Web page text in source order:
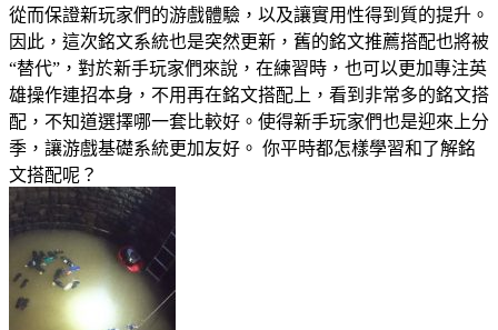
從而保證新玩家們的游戲體驗，以及讓實用性得到質的提升。
因此，這次銘文系統也是突然更新，舊的銘文推薦搭配也將被
“替代”，對於新手玩家們來說，在練習時，也可以更加專注英
雄操作連招本身，不用再在銘文搭配上，看到非常多的銘文搭
配，不知道選擇哪一套比較好。使得新手玩家們也是迎來上分
季，讓游戲基礎系統更加友好。 你平時都怎樣學習和了解銘
文搭配呢？